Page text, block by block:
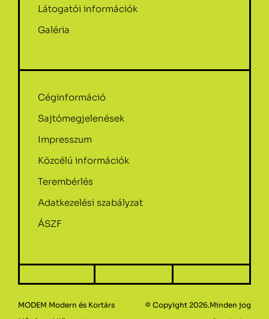
Látogatói információk
Galéria
Céginformáció
Sajtómegjelenések
Impresszum
Közcélú információk
Terembérlés
Adatkezelési szabályzat
ÁSZF
MODEM Modern és Kortárs
© Copyight 2026.Minden jog